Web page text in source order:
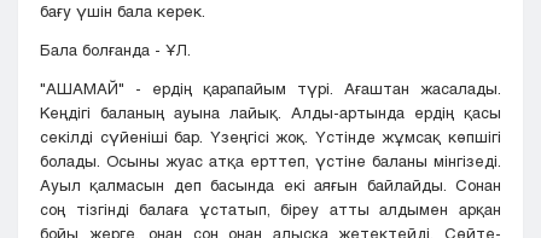
бағу үшін бала керек.
Бала болғанда - ҰЛ.
"АШАМАЙ" - ердің қарапайым түрі. Ағаштан жасалады.
Кеңдігі баланың ауына лайық. Алды-артында ердің қасы
секілді сүйеніші бар. Үзеңгісі жоқ. Үстінде жұмсақ көпшігі
болады. Осыны жуас атқа ерттеп, үстіне баланы мінгізеді.
Ауыл қалмасын деп басында екі аяғын байлайды. Сонан
соң тізгінді балаға ұстатып, біреу атты алдымен арқан
бойы жерге, онан соң онан алысқа жетектейді. Сөйте-